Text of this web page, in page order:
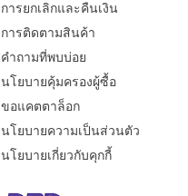
การยกเลิกและคืนเงิน
การติดตามสินค้า
คำถามที่พบบ่อย
นโยบายคุ้มครองผู้ซื้อ
ขอแคตตาล็อก
นโยบายความเป็นส่วนตัว
นโยบายเกี่ยวกับคุกกี้